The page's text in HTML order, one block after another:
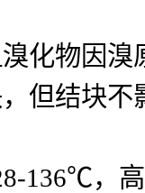
化物因
但结块
136℃，